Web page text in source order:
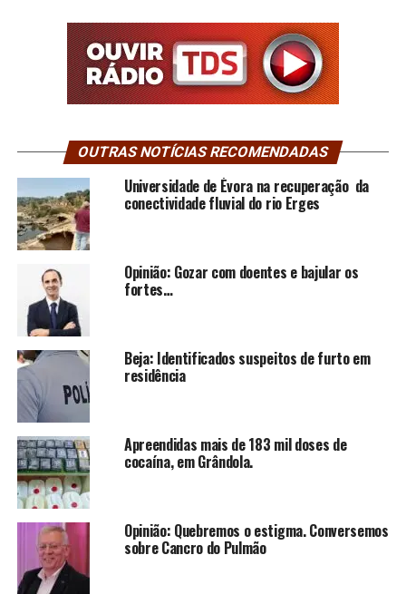
OUTRAS NOTÍCIAS RECOMENDADAS
Universidade de Évora na recuperação da
conectividade fluvial do rio Erges
Opinião: Gozar com doentes e bajular os
fortes…
Beja: Identificados suspeitos de furto em
residência
Apreendidas mais de 183 mil doses de
cocaína, em Grândola.
Opinião: Quebremos o estigma. Conversemos
sobre Cancro do Pulmão